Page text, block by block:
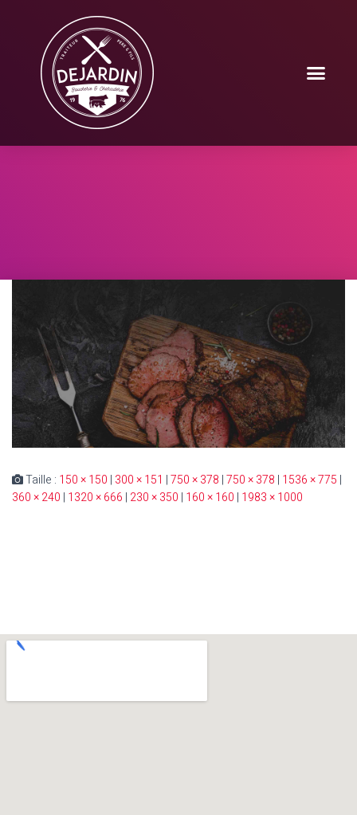
Taille : 150 × 150 | 300 × 151 |750 × 378 |750 × 378 | 1536 × 775 |
360 × 240 | 1320 × 666 | 230 × 350 | 160 × 160 | 1983 × 1000